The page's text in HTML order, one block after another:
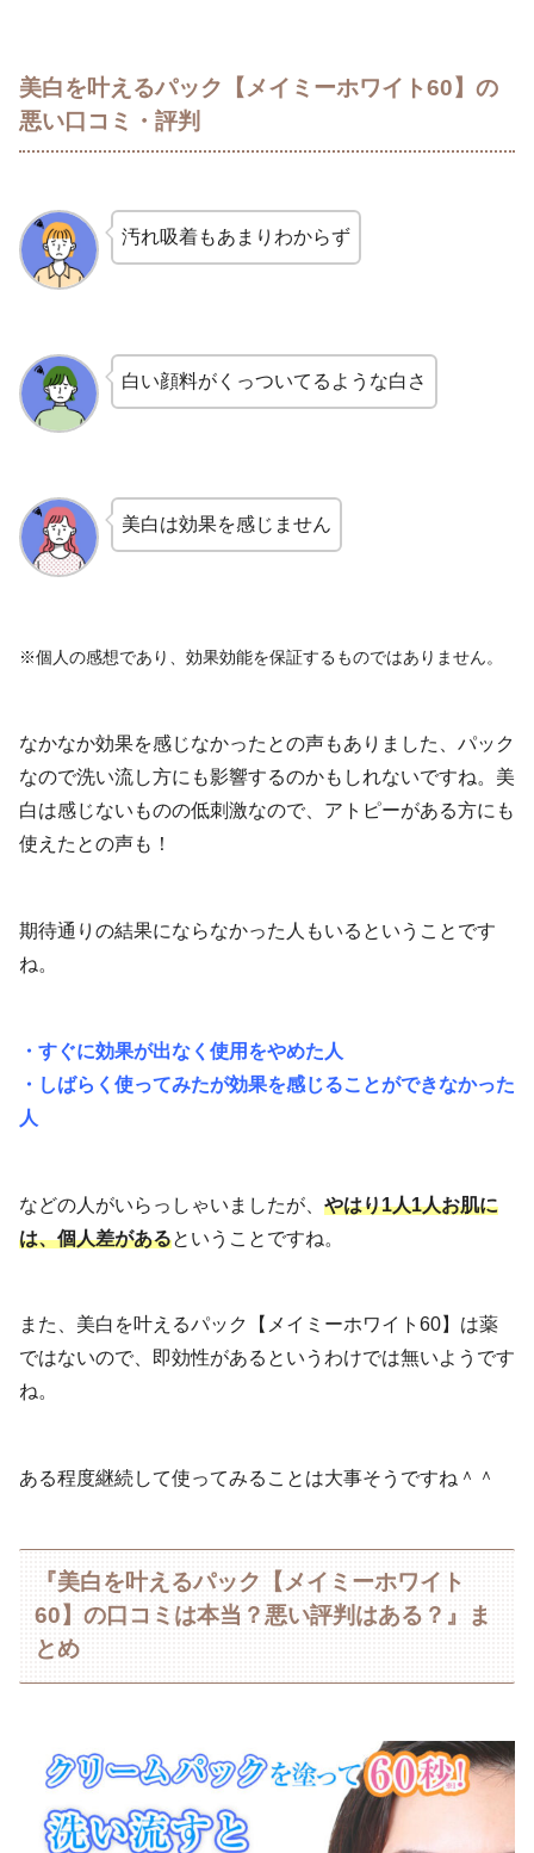
美白を叶えるパック【メイミーホワイト60】の
悪い口コミ・評判
汚れ吸着もあまりわからず
白い顔料がくっついてるような白さ
美白は効果を感じません
※個人の感想であり、効果効能を保証するものではありません。
なかなか効果を感じなかったとの声もありました、パック
なので洗い流し方にも影響するのかもしれないですね。美
白は感じないものの低刺激なので、アトピーがある方にも
使えたとの声も！
期待通りの結果にならなかった人もいるということです
ね。
・すぐに効果が出なく使用をやめた人
・しばらく使ってみたが効果を感じることができなかった
人
などの人がいらっしゃいましたが、 やはり1人1人お肌に
は、個人差があるということですね。
また、美白を叶えるパック【メイミーホワイト60】は薬
ではないので、即効性があるというわけでは無いようです
ね。
ある程度継続して使ってみることは大事そうですね＾＾
『美白を叶えるパック【メイミーホワイト
60】の口コミは本当？悪い評判はある？』ま
とめ